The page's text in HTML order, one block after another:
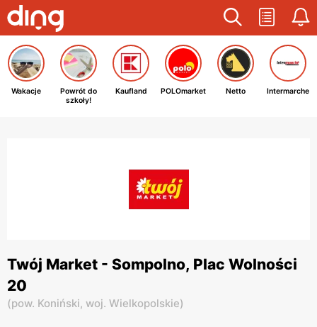
Wakacje
Powrót do
szkoły!
Kaufland POLOmarket Netto Intermarche
Twój Market - Sompolno, Plac Wolności
20
(pow. Koniński, woj. Wielkopolskie)